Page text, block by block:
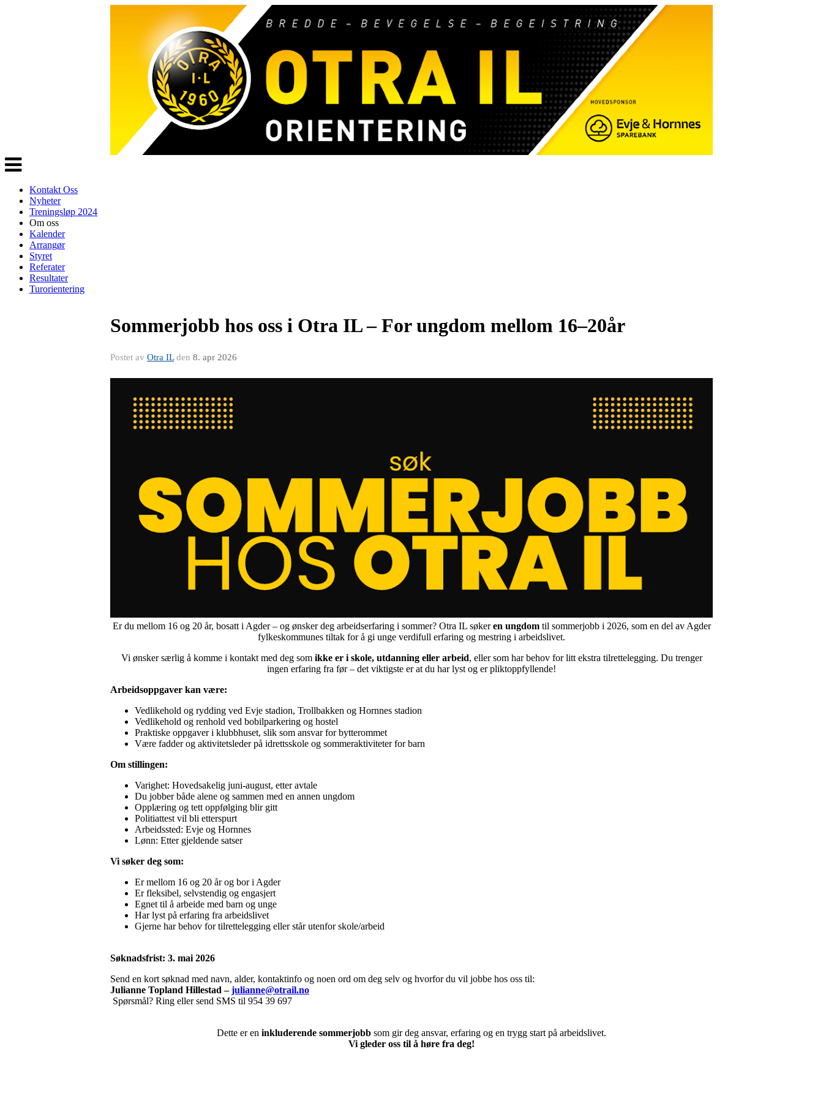
Veksle
navigasjon
Kontakt Oss
Nyheter
Treningsløp 2024
Om oss
Kalender
Arrangør
Styret
Referater
Resultater
Turorientering
Sommerjobb hos oss i Otra IL – For ungdom mellom 16–20år
Postet av Otra ILden 8. apr 2026
Er du mellom 16 og 20 år, bosatt i Agder – og ønsker deg arbeidserfaring i sommer? Otra IL søkeren ungdom til sommerjobb i 2026, som en del av Agder
fylkeskommunes tiltak for å gi unge verdifull erfaring og mestring i arbeidslivet.
Vi ønsker særlig å komme i kontakt med deg som ikke er i skole, utdanning eller arbeid, eller som har behov for litt ekstra tilrettelegging. Du trenger
ingen erfaring fra før – det viktigste er at du har lyst og er pliktoppfyllende!
Arbeidsoppgaver kan være:
Vedlikehold og rydding ved Evje stadion, Trollbakken og Hornnes stadion
Vedlikehold og renhold ved bobilparkering og hostel
Praktiske oppgaver i klubbhuset, slik som ansvar for bytterommet
Være fadder og aktivitetsleder på idrettsskole og sommeraktiviteter for barn
Om stillingen:
Varighet: Hovedsakelig juni-august, etter avtale
Du jobber både alene og sammen med en annen ungdom
Opplæring og tett oppfølging blir gitt
Politiattest vil bli etterspurt
Arbeidssted: Evje og Hornnes
Lønn: Etter gjeldende satser
Vi søker deg som:
Er mellom 16 og 20 år og bor i Agder
Er fleksibel, selvstendig og engasjert
Egnet til å arbeide med barn og unge
Har lyst på erfaring fra arbeidslivet
Gjerne har behov for tilrettelegging eller står utenfor skole/arbeid
Søknadsfrist: 3. mai 2026
Send en kort søknad med navn, alder, kontaktinfo og noen ord om deg selv og hvorfor du vil jobbe hos oss til:
Julianne Topland Hillestad –julianne@otrail.no
Spørsmål? Ring eller send SMS til 954 39 697
Dette er en inkluderende sommerjobb som gir deg ansvar, erfaring og en trygg start på arbeidslivet.
Vi gleder oss til å høre fra deg!